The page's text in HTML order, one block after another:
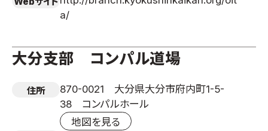
a/
大分支部 コンパル道場
住所
870-0021 大分県大分市府内町1-5-
38 コンパルホール
地図を見る